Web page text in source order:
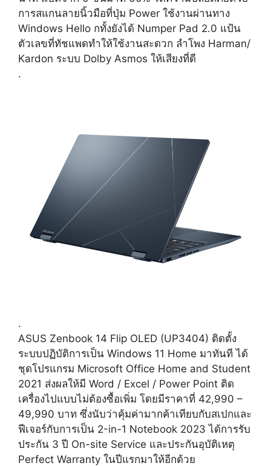
การสแกนลายนิ้วมือที่ปุ่ม Power ใช้งานผ่านทาง
Windows Hello กทั้งยังได้ Numper Pad 2.0 แป้น
ตัวเลขที่ทัชแพดทำให้ใช้งานสะดวก ลำโพง Harman/
Kardon ระบบ Dolby Asmos ให้เสียงที่ดี
.
.
ASUS Zenbook 14 Flip OLED (UP3404) ติดตั้ง
ระบบปฏิบัติการเป็น Windows 11 Home มาทันที ได้
ชุดโปรแกรม Microsoft Office Home and Student
2021 ส่งผลให้มี Word / Excel / Power Point ติด
เครื่องไปแบบไม่ต้องซื้อเพิ่ม โดยมีราคาที่ 42,990 –
49,990 บาท ซึ่งนับว่าคุ้มค่ามากค้าเทียบกับสเปกและ
ฟีเจอร์กับการเป็น 2-in-1 Notebook 2023 ได้การรับ
ประกัน 3 ปี On-site Service และประกันอุบัติเหตุ
Perfect Warranty ในปีแรกมาให้อีกด้วย